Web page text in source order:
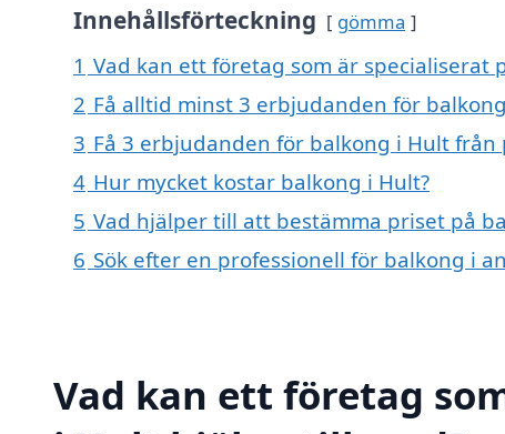
Innehållsförteckning gömma
1 Vad kan ett företag som är specialiserat
2 Få alltid minst 3 erbjudanden för
3 Få 3 erbjudanden för balkong i Hult från
4 Hur mycket kostar balkong i Hult?
5 Vad hjälper till att bestämma priset på
6 Sök efter en professionell för balkong i
Vad kan ett företag